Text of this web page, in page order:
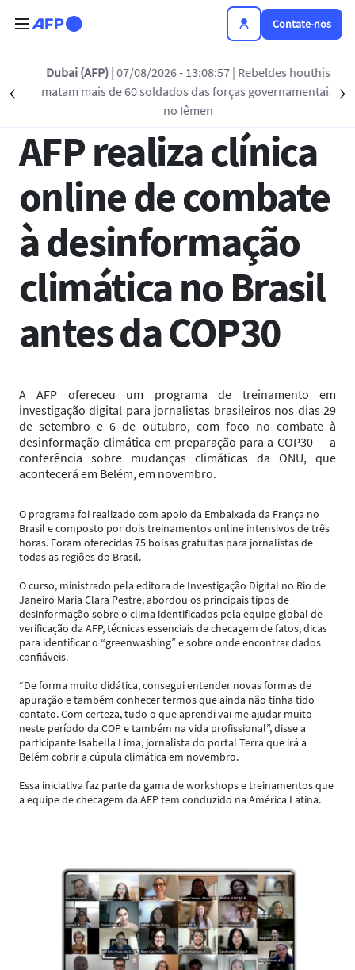
Contate-nos
Précédent
Dubai (AFP)| 07/08/2026 - 13:08:57| Rebeldes houthis
matam mais de 60 soldados das forças governamentais
no Iêmen
Voltar à lista
AFP realiza clínica
online de combate
à desinformação
climática no Brasil
antes da COP30
A AFP ofereceu um programa de treinamento em
investigação digital para jornalistas brasileiros nos dias 29
de setembro e 6 de outubro, com foco no combate à
desinformação climática em preparação para a COP30 — a
conferência sobre mudanças climáticas da ONU, que
acontecerá em Belém, em novembro.
O programa foi realizado com apoio da Embaixada da França no
Brasil e composto por dois treinamentos online intensivos de três
horas. Foram oferecidas 75 bolsas gratuitas para jornalistas de
todas as regiões do Brasil.
O curso, ministrado pela editora de Investigação Digital no Rio de
Janeiro Maria Clara Pestre, abordou os principais tipos de
desinformação sobre o clima identificados pela equipe global de
verificação da AFP, técnicas essenciais de checagem de fatos, dicas
para identificar o “greenwashing” e sobre onde encontrar dados
confiáveis.
“De forma muito didática, consegui entender novas formas de
apuração e também conhecer termos que ainda não tinha tido
contato. Com certeza, tudo o que aprendi vai me ajudar muito
neste período da COP e também na vida profissional”, disse a
participante Isabella Lima, jornalista do portal Terra que irá a
Belém cobrir a cúpula climática em novembro.
Essa iniciativa faz parte da gama de workshops e treinamentos que
a equipe de checagem da AFP tem conduzido na América Latina.